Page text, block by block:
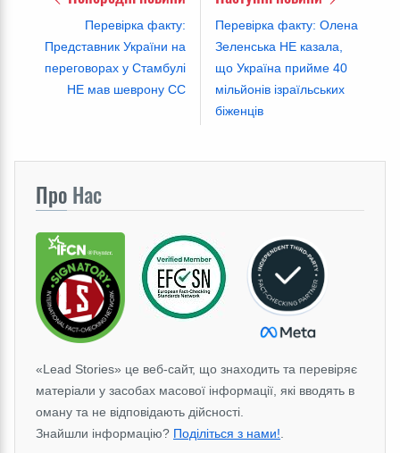
Перевірка факту:
Представник України на
переговорах у Стамбулі
НЕ мав шеврону СС
Перевірка факту: Олена
Зеленська НЕ казала,
що Україна прийме 40
мільйонів ізраїльських
біженців
Про Нас
«Lead Stories» це веб-сайт, що знаходить та перевіряє
матеріали у засобах масової інформації, які вводять в
оману та не відповідають дійсності.
Знайшли інформацію? Поділіться з нами!.